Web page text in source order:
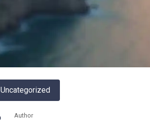
Uncategorized
Author